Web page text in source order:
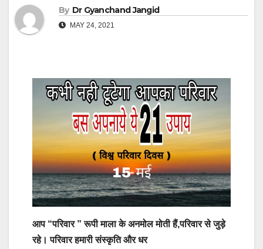
By Dr Gyanchand Jangid
MAY 24, 2021
आप “परिवार ” रूपी माला के अनमोल मोती हैं,परिवार से जुड़े
रहे। परिवार हमारी संस्कृति और धर